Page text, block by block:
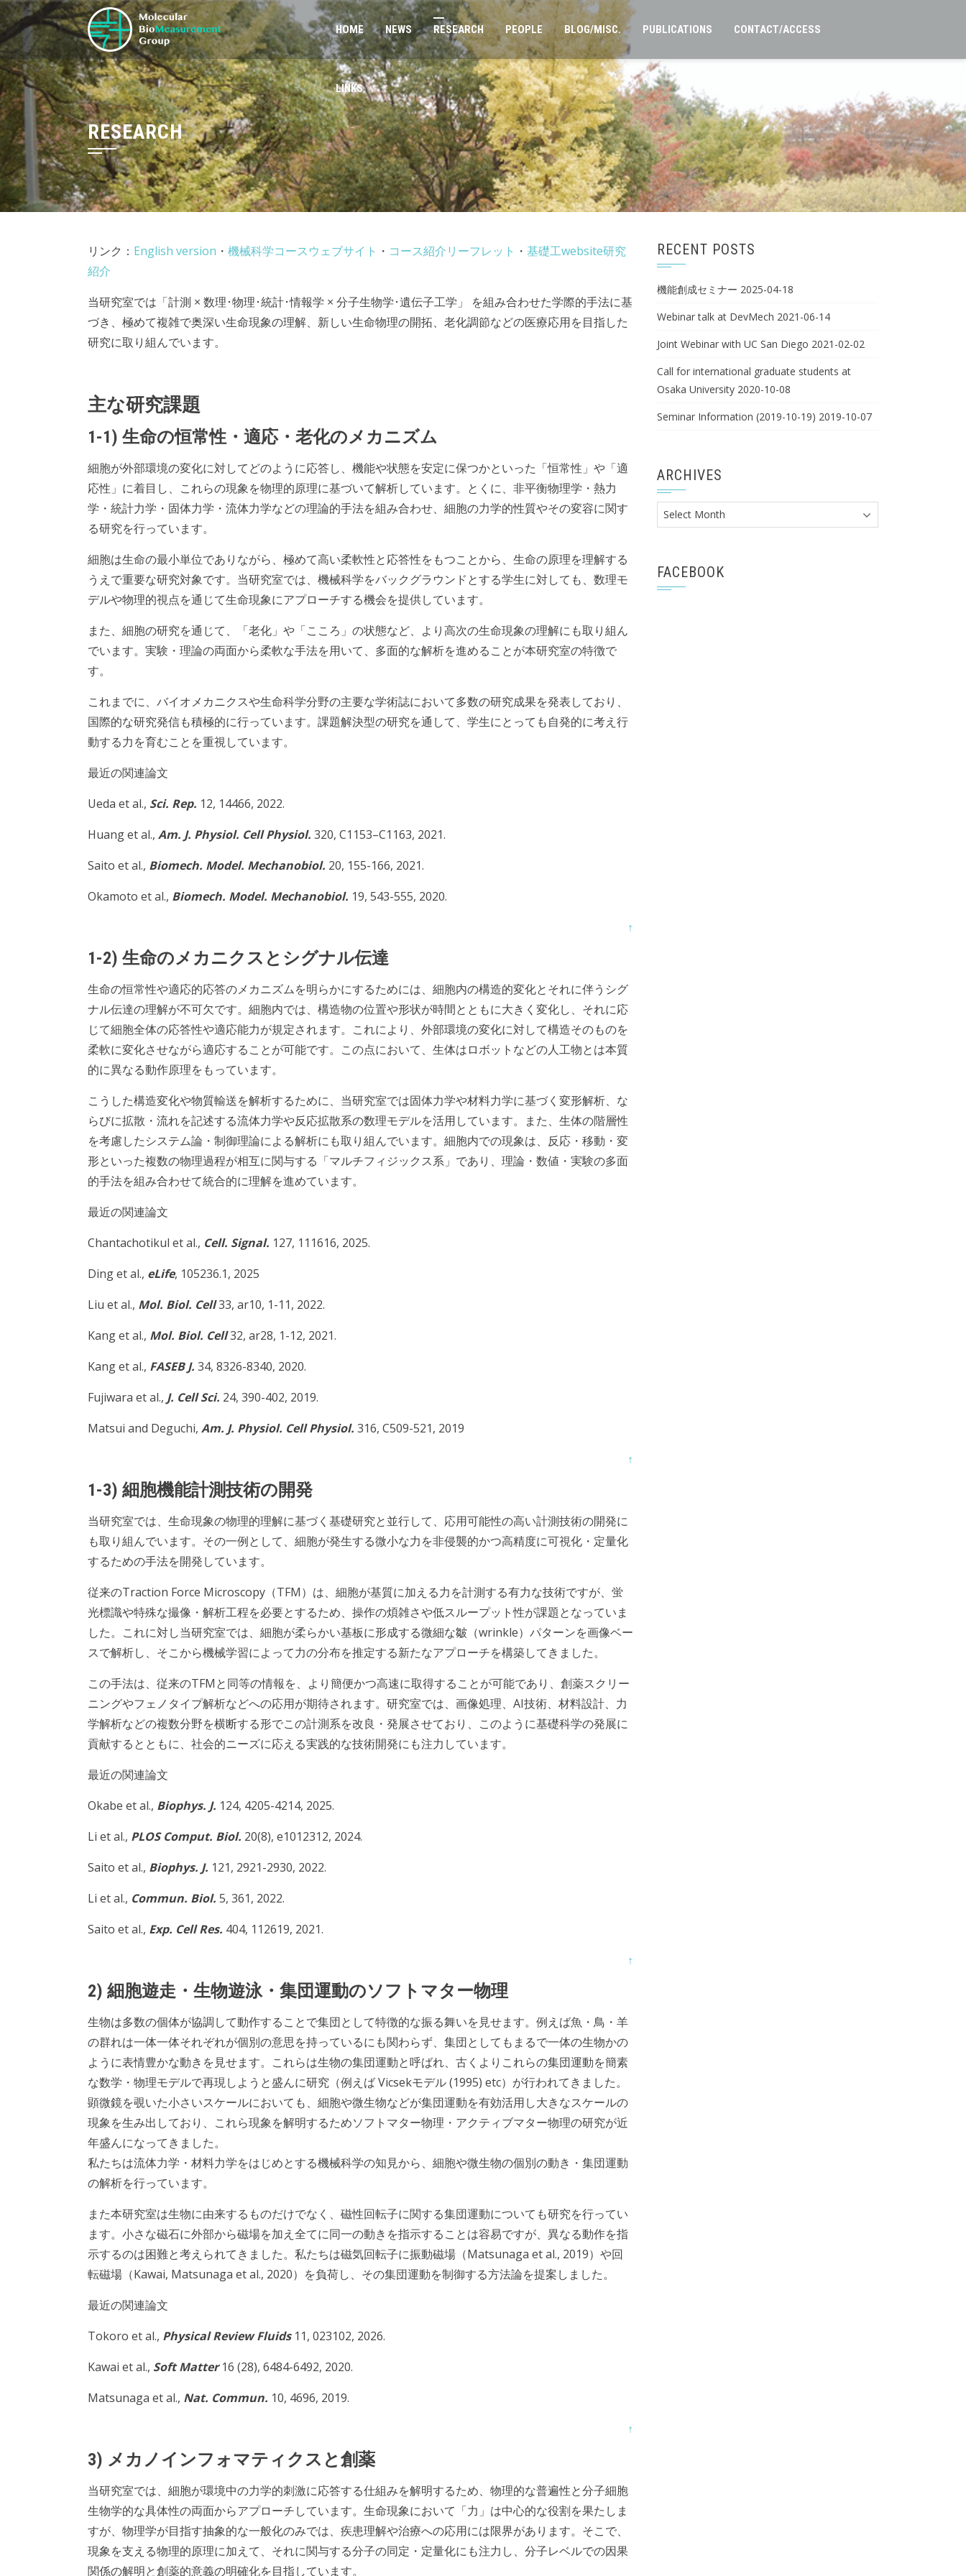
Skip
to
content
HOME NEWS RESEARCH PEOPLE BLOG/MISC. PUBLICATIONS CONTACT/ACCESS
LINKS
RESEARCH
リンク： English version ・ 機械科学コースウェブサイト ・ コース紹介リーフレット ・ 基礎工website研究
紹介
当研究室では「計測 × 数理･物理･統計･情報学 × 分子生物学･遺伝子工学」
を組み合わせた学際的手法に基
づき、極めて複雑で奥深い生命現象の理解、新しい生命物理の開拓、老化調節などの医療応用を目指した
研究に取り組んでいます。
主な研究課題
1-1) 生命の恒常性・適応・老化のメカニズム
細胞が外部環境の変化に対してどのように応答し、機能や状態を安定に保つかといった「恒常性」や「適
応性」に着目し、これらの現象を物理的原理に基づいて解析しています。とくに、非平衡物理学・熱力
学・統計力学・固体力学・流体力学などの理論的手法を組み合わせ、細胞の力学的性質やその変容に関す
る研究を行っています。
細胞は生命の最小単位でありながら、極めて高い柔軟性と応答性をもつことから、生命の原理を理解する
うえで重要な研究対象です。当研究室では、機械科学をバックグラウンドとする学生に対しても、数理モ
デルや物理的視点を通じて生命現象にアプローチする機会を提供しています。
また、細胞の研究を通じて、「老化」や「こころ」の状態など、より高次の生命現象の理解にも取り組ん
でいます。実験・理論の両面から柔軟な手法を用いて、多面的な解析を進めることが本研究室の特徴で
す。
これまでに、バイオメカニクスや生命科学分野の主要な学術誌において多数の研究成果を発表しており、
国際的な研究発信も積極的に行っています。課題解決型の研究を通して、学生にとっても自発的に考え行
動する力を育むことを重視しています。
最近の関連論文
Ueda et al., Sci. Rep. 12, 14466, 2022.
Huang et al., Am. J. Physiol. Cell Physiol. 320, C1153–C1163, 2021.
Saito et al., Biomech. Model. Mechanobiol. 20, 155-166, 2021.
Okamoto et al., Biomech. Model. Mechanobiol. 19, 543-555, 2020.
↑
1-2) 生命のメカニクスとシグナル伝達
生命の恒常性や適応的応答のメカニズムを明らかにするためには、細胞内の構造的変化とそれに伴うシグ
ナル伝達の理解が不可欠です。細胞内では、構造物の位置や形状が時間とともに大きく変化し、それに応
じて細胞全体の応答性や適応能力が規定されます。これにより、外部環境の変化に対して構造そのものを
柔軟に変化させながら適応することが可能です。この点において、生体はロボットなどの人工物とは本質
的に異なる動作原理をもっています。
こうした構造変化や物質輸送を解析するために、当研究室では固体力学や材料力学に基づく変形解析、な
らびに拡散・流れを記述する流体力学や反応拡散系の数理モデルを活用しています。また、生体の階層性
を考慮したシステム論・制御理論による解析にも取り組んでいます。細胞内での現象は、反応・移動・変
形といった複数の物理過程が相互に関与する「マルチフィジックス系」であり、理論・数値・実験の多面
的手法を組み合わせて統合的に理解を進めています。
最近の関連論文
Chantachotikul et al., Cell. Signal. 127, 111616, 2025.
Ding et al., eLife, 105236.1, 2025
Liu et al., Mol. Biol. Cell33, ar10, 1-11, 2022.
Kang et al., Mol. Biol. Cell32, ar28, 1-12, 2021.
Kang et al., FASEB J. 34, 8326-8340, 2020.
Fujiwara et al., J. Cell Sci. 24, 390-402, 2019.
Matsui and Deguchi, Am. J. Physiol. Cell Physiol. 316, C509-521, 2019
↑
1-3) 細胞機能計測技術の開発
当研究室では、生命現象の物理的理解に基づく基礎研究と並行して、応用可能性の高い計測技術の開発に
も取り組んでいます。その一例として、細胞が発生する微小な力を非侵襲的かつ高精度に可視化・定量化
するための手法を開発しています。
従来のTraction Force Microscopy（TFM）は、細胞が基質に加える力を計測する有力な技術ですが、蛍
光標識や特殊な撮像・解析工程を必要とするため、操作の煩雑さや低スループット性が課題となっていま
した。これに対し当研究室では、細胞が柔らかい基板に形成する微細な皺（wrinkle）パターンを画像ベー
スで解析し、そこから機械学習によって力の分布を推定する新たなアプローチを構築してきました。
この手法は、従来のTFMと同等の情報を、より簡便かつ高速に取得することが可能であり、創薬スクリー
ニングやフェノタイプ解析などへの応用が期待されます。研究室では、画像処理、AI技術、材料設計、力
学解析などの複数分野を横断する形でこの計測系を改良・発展させており、このように基礎科学の発展に
貢献するとともに、社会的ニーズに応える実践的な技術開発にも注力しています。
最近の関連論文
Okabe et al., Biophys. J. 124, 4205-4214, 2025.
Li et al., PLOS Comput. Biol. 20(8), e1012312, 2024.
Saito et al., Biophys. J. 121, 2921-2930, 2022.
Li et al., Commun. Biol. 5, 361, 2022.
Saito et al., Exp. Cell Res. 404, 112619, 2021.
↑
2) 細胞遊走・生物遊泳・集団運動のソフトマター物理
生物は多数の個体が協調して動作することで集団として特徴的な振る舞いを見せます。例えば魚・鳥・羊
の群れは一体一体それぞれが個別の意思を持っているにも関わらず、集団としてもまるで一体の生物かの
ように表情豊かな動きを見せます。これらは生物の集団運動と呼ばれ、古くよりこれらの集団運動を簡素
な数学・物理モデルで再現しようと盛んに研究（例えば Vicsekモデル (1995) etc）が行われてきました。
顕微鏡を覗いた小さいスケールにおいても、細胞や微生物などが集団運動を有効活用し大きなスケールの
現象を生み出しており、これら現象を解明するためソフトマター物理・アクティブマター物理の研究が近
年盛んになってきました。
私たちは流体力学・材料力学をはじめとする機械科学の知見から、細胞や微生物の個別の動き・集団運動
の解析を行っています。
また本研究室は生物に由来するものだけでなく、磁性回転子に関する集団運動についても研究を行ってい
ます。小さな磁石に外部から磁場を加え全てに同一の動きを指示することは容易ですが、異なる動作を指
示するのは困難と考えられてきました。私たちは磁気回転子に振動磁場（Matsunaga et al., 2019）や回
転磁場（Kawai, Matsunaga et al., 2020）を負荷し、その集団運動を制御する方法論を提案しました。
最近の関連論文
Tokoro et al., Physical Review Fluids11, 023102, 2026.
Kawai et al., Soft Matter16 (28), 6484-6492, 2020.
Matsunaga et al., Nat. Commun. 10, 4696, 2019.
↑
3) メカノインフォマティクスと創薬
当研究室では、細胞が環境中の力学的刺激に応答する仕組みを解明するため、物理的な普遍性と分子細胞
生物学的な具体性の両面からアプローチしています。生命現象において「力」は中心的な役割を果たしま
すが、物理学が目指す抽象的な一般化のみでは、疾患理解や治療への応用には限界があります。そこで、
現象を支える物理的原理に加えて、それに関与する分子の同定・定量化にも注力し、分子レベルでの因果
関係の解明と創薬的意義の明確化を目指しています。
RECENT POSTS
機能創成セミナー 2025-04-18
Webinar talk at DevMech 2021-06-14
Joint Webinar with UC San Diego 2021-02-02
Call for international graduate students at
Osaka University 2020-10-08
Seminar Information (2019-10-19) 2019-10-07
ARCHIVES
Archives
FACEBOOK